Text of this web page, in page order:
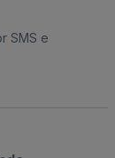
SMS e